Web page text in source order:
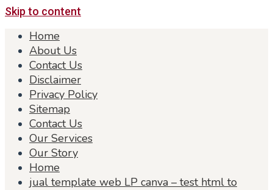
Skip to content
Home
About Us
Contact Us
Disclaimer
Privacy Policy
Sitemap
Contact Us
Our Services
Our Story
Home
jual template web LP canva – test html to